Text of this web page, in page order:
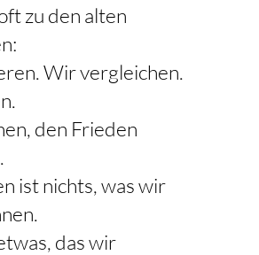
zu den alten
Wir vergleichen.
den Frieden
ist nichts, was wir
das wir